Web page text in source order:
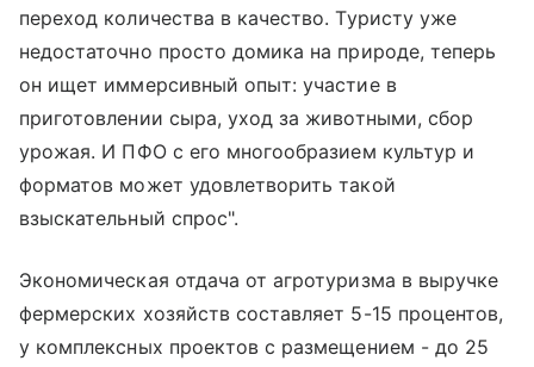
переход количества в качество. Туристу уже
недостаточно просто домика на природе, теперь
он ищет иммерсивный опыт: участие в
приготовлении сыра, уход за животными, сбор
урожая. И ПФО с его многообразием культур и
форматов может удовлетворить такой
взыскательный спрос".
Экономическая отдача от агротуризма в выручке
фермерских хозяйств составляет 5-15 процентов,
у комплексных проектов с размещением - до 25